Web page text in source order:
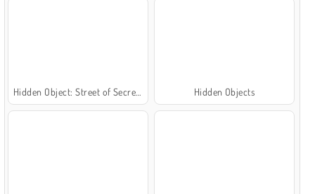
Hidden Objects